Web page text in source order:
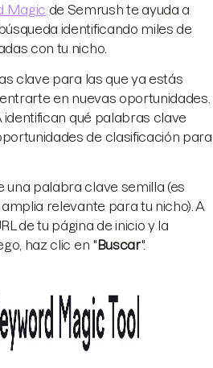
Magic de Semrush te ayuda a
identificando miles de
con tu nicho.
clave para las que ya estás
en nuevas oportunidades.
identifican qué palabras clave
de clasificación para
una palabra clave semilla (es
relevante para tu nicho). A
de tu página de inicio y la
haz clic en "Buscar".